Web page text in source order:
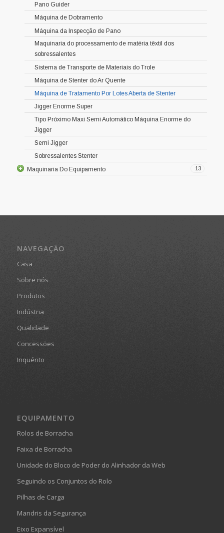
Pano Guider
Máquina de Dobramento
Máquina da Inspecção de Pano
Maquinaria do processamento de matéria têxtil dos
sobressalentes
Sistema de Transporte de Materiais do Trole
Máquina de Stenter do Ar Quente
Máquina de Tratamento Por Lotes Aberta de Stenter
Jigger Enorme Super
Tipo Próximo Maxi Semi Automático Máquina Enorme do
Jigger
Semi Jigger
Sobressalentes Stenter
13
Maquinaria Do Equipamento
NAVEGAÇÃO
Casa
Sobre nós
Produtos
Indústria
Qualidade
Concessões
Inquérito
EQUIPAMENTO
Rolos de Borracha
Faixa de Borracha
Unidade do Bloco de Poder do Alinhador da Web
Seguindo os Conjuntos do Rolo
Pilhas de Carga
Mandris da Segurança
Eixo Expansível